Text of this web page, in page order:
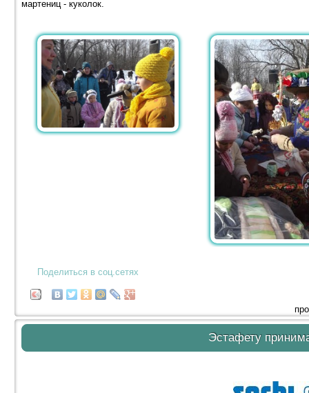
мартениц - куколок.
Поделиться в соц.сетях
Эстафету